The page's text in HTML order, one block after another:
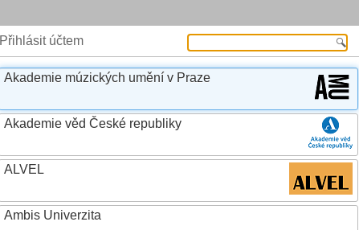
Přihlásit účtem
Akademie múzických umění v Praze
Akademie věd České republiky
ALVEL
Ambis Univerzita